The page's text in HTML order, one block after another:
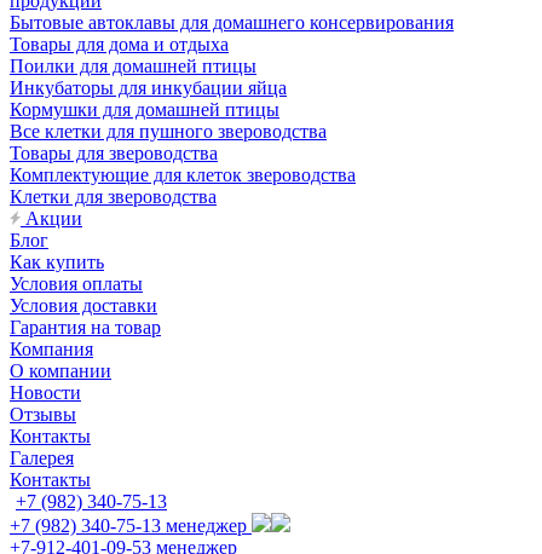
Бытовые автоклавы для домашнего консервирования
Товары для дома и отдыха
Поилки для домашней птицы
Инкубаторы для инкубации яйца
Кормушки для домашней птицы
Все клетки для пушного звероводства
Товары для звероводства
Комплектующие для клеток звероводства
Клетки для звероводства
Акции
Блог
Как купить
Условия оплаты
Условия доставки
Гарантия на товар
Компания
О компании
Новости
Отзывы
Контакты
Галерея
Контакты
+7 (982) 340-75-13
+7 (982) 340-75-13 менеджер
+7-912-401-09-53 менеджер